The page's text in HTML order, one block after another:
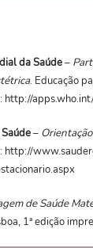
da Saúde–
. Educação
http://
–
http://
de Saúde
1ª edição